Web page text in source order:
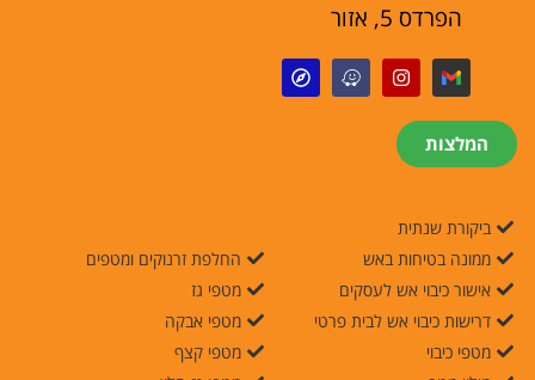
הפרדס 5, אזור
המלצות
ביקורת שנתית
ממונה בטיחות באש
אישור כיבוי אש לעסקים
דרישות כיבוי אש לבית פרטי
מטפי כיבוי
החלפת זרנוקים ומטפים
מטפי גז
מטפי אבקה
מטפי קצף